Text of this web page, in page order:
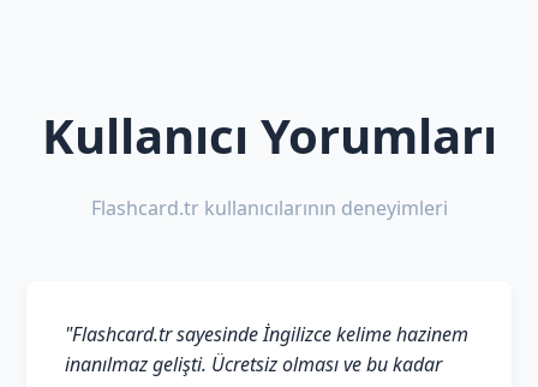
Kullanıcı Yorumları
Flashcard.tr kullanıcılarının deneyimleri
"Flashcard.tr sayesinde İngilizce kelime hazinem
inanılmaz gelişti. Ücretsiz olması ve bu kadar